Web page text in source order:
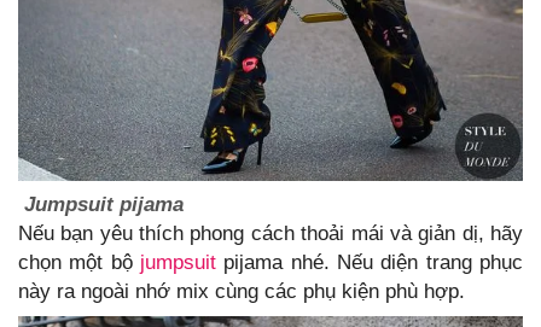
Jumpsuit pijama
Nếu bạn yêu thích phong cách thoải mái và giản dị, hãy
chọn một bộ jumpsuit pijama nhé. Nếu diện trang phục
này ra ngoài nhớ mix cùng các phụ kiện phù hợp.